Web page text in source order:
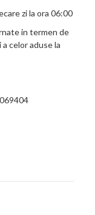
zi la ora 06:00
in termen de
celor aduse la